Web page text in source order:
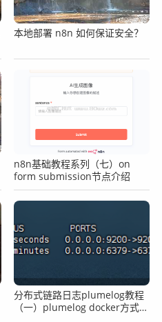
本地部署 n8n 如何保证安全？
n8n基础教程系列（七）on
form submission节点介绍
分布式链路日志plumelog教程
（一）plumelog docker方式部